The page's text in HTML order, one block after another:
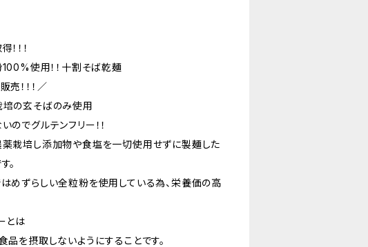
！！
使用！！十割そば乾麺
！！！／
の玄そばのみ使用
のでグルテンフリー！！
栽培し添加物や食塩を一切使用せずに製麺した
。
めずらしい全粒粉を使用している為、栄養価の高
とは
品を摂取しないようにすることです。